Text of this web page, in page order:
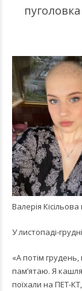
Валерія
У листопаді-
«А потім грудень,
пам’ятаю. Я
поїхали на ПЕТ-